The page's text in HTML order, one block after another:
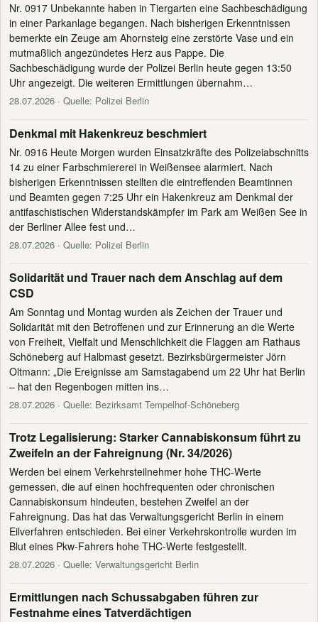
Nr. 0917 Unbekannte haben in Tiergarten eine Sachbeschädigung
in einer Parkanlage begangen. Nach bisherigen Erkenntnissen
bemerkte ein Zeuge am Ahornsteig eine zerstörte Vase und ein
mutmaßlich angezündetes Herz aus Pappe. Die
Sachbeschädigung wurde der Polizei Berlin heute gegen 13:50
Uhr angezeigt. Die weiteren Ermittlungen übernahm…
28.07.2026 · Quelle: Polizei Berlin
Denkmal mit Hakenkreuz beschmiert
Nr. 0916 Heute Morgen wurden Einsatzkräfte des Polizeiabschnitts
14 zu einer Farbschmiererei in Weißensee alarmiert. Nach
bisherigen Erkenntnissen stellten die eintreffenden Beamtinnen
und Beamten gegen 7:25 Uhr ein Hakenkreuz am Denkmal der
antifaschistischen Widerstandskämpfer im Park am Weißen See in
der Berliner Allee fest und…
28.07.2026 · Quelle: Polizei Berlin
Solidarität und Trauer nach dem Anschlag auf dem
CSD
Am Sonntag und Montag wurden als Zeichen der Trauer und
Solidarität mit den Betroffenen und zur Erinnerung an die Werte
von Freiheit, Vielfalt und Menschlichkeit die Flaggen am Rathaus
Schöneberg auf Halbmast gesetzt. Bezirksbürgermeister Jörn
Oltmann: „Die Ereignisse am Samstagabend um 22 Uhr hat Berlin
– hat den Regenbogen mitten ins…
28.07.2026 · Quelle: Bezirksamt Tempelhof-Schöneberg
Trotz Legalisierung: Starker Cannabiskonsum führt zu
Zweifeln an der Fahreignung (Nr. 34/2026)
Werden bei einem Verkehrsteilnehmer hohe THC-Werte
gemessen, die auf einen hochfrequenten oder chronischen
Cannabiskonsum hindeuten, bestehen Zweifel an der
Fahreignung. Das hat das Verwaltungsgericht Berlin in einem
Eilverfahren entschieden. Bei einer Verkehrskontrolle wurden im
Blut eines Pkw-Fahrers hohe THC-Werte festgestellt.
28.07.2026 · Quelle: Verwaltungsgericht Berlin
Ermittlungen nach Schussabgaben führen zur
Festnahme eines Tatverdächtigen